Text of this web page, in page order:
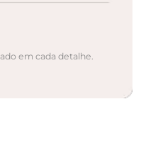
em cada detalhe.